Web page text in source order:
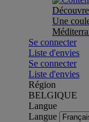
Une
Se connecter
Liste d'envies
Se connecter
Liste d'envies
Région
BELGIQUE
Langue
Langue